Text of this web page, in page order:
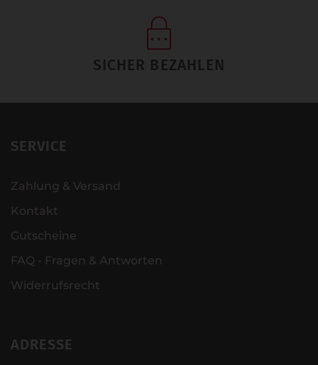
SICHER BEZAHLEN
SERVICE
Zahlung & Versand
Kontakt
Gutscheine
FAQ - Fragen & Antworten
Widerrufsrecht
ADRESSE